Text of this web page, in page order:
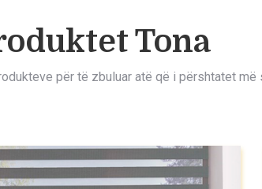
Tona
për të zbuluar atë që i përshtatet më